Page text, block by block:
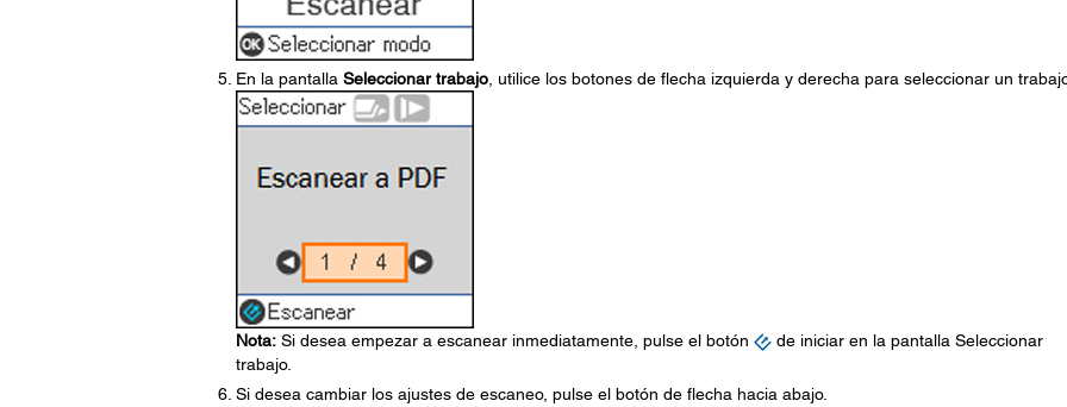
En la pantalla Seleccionar trabajo, utilice los botones de flecha izquierda y derecha para seleccionar un
Nota:Si desea empezar a escanear inmediatamente, pulse el botón
de iniciar en la pantalla Seleccionar
trabajo.
Si desea cambiar los ajustes de escaneo, pulse el botón de flecha hacia abajo.